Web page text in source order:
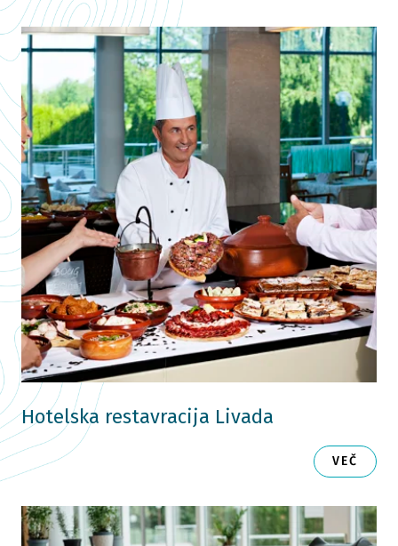
Hotelska restavracija Livada
VEČ